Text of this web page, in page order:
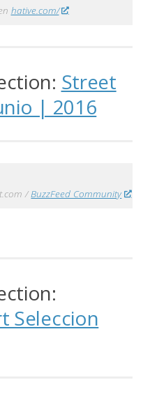
hative.com/
Street
| 2016
/BuzzFeed Community
Seleccion